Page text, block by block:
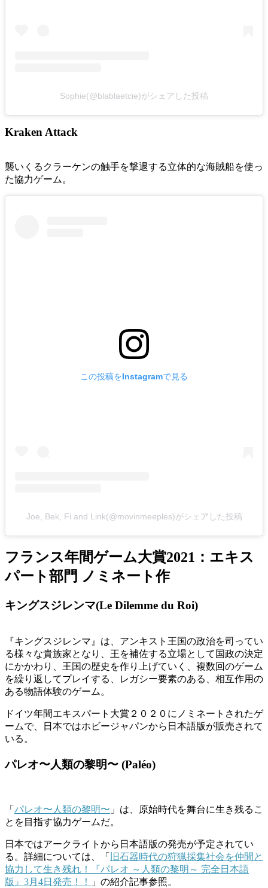
Sophie(@blablaetcie)がシェアした投稿
Kraken Attack
襲いくるクラーケンの触手を撃退する立体的な海賊船を使っ
た協力ゲーム。
この投稿をInstagramで見る
Joe, Bek, Fi and Link(@movinmeeples)がシェアした投稿
フランス年間ゲーム大賞2021：エキス
パート部門 ノミネート作
キングスジレンマ(Le Dilemme du Roi)
『キングスジレンマ』は、アンキスト王国の政治を司ってい
る様々な貴族家となり、王を補佐する立場として国政の決定
にかかわり、王国の歴史を作り上げていく、複数回のゲーム
を繰り返してプレイする、レガシー要素のある、相互作用の
ある物語体験のゲーム。
ドイツ年間エキスパート大賞２０２０にノミネートされたゲ
ームで、日本ではホビージャパンから日本語版が販売されて
いる。
パレオ〜人類の黎明〜 (Paléo)
「 パレオ〜人類の黎明〜 」は、原始時代を舞台に生き残るこ
とを目指す協力ゲームだ。
日本ではアークライトから日本語版の発売が予定されてい
る。詳細については、「
旧石器時代の狩猟採集社会を仲間と
協力して生き残れ！『パレオ ～人類の黎明～ 完全日本語
版』3月4日発売！！
」の紹介記事参照。